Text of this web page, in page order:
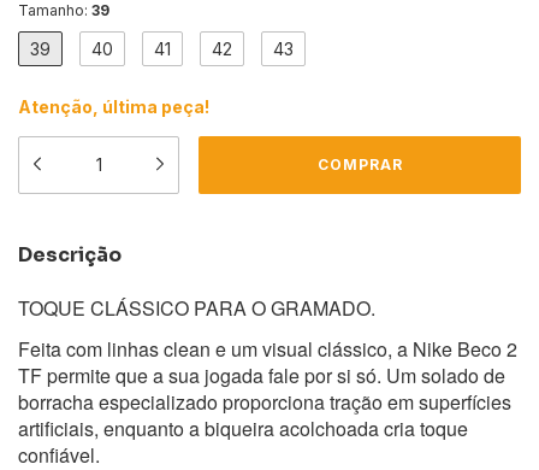
Tamanho: 39
39 40 41 42 43
Atenção, última peça!
Descrição
TOQUE CLÁSSICO PARA O GRAMADO.
Feita com linhas clean e um visual clássico, a Nike Beco 2
TF permite que a sua jogada fale por si só. Um solado de
borracha especializado proporciona tração em superfícies
artificiais, enquanto a biqueira acolchoada cria toque
confiável.